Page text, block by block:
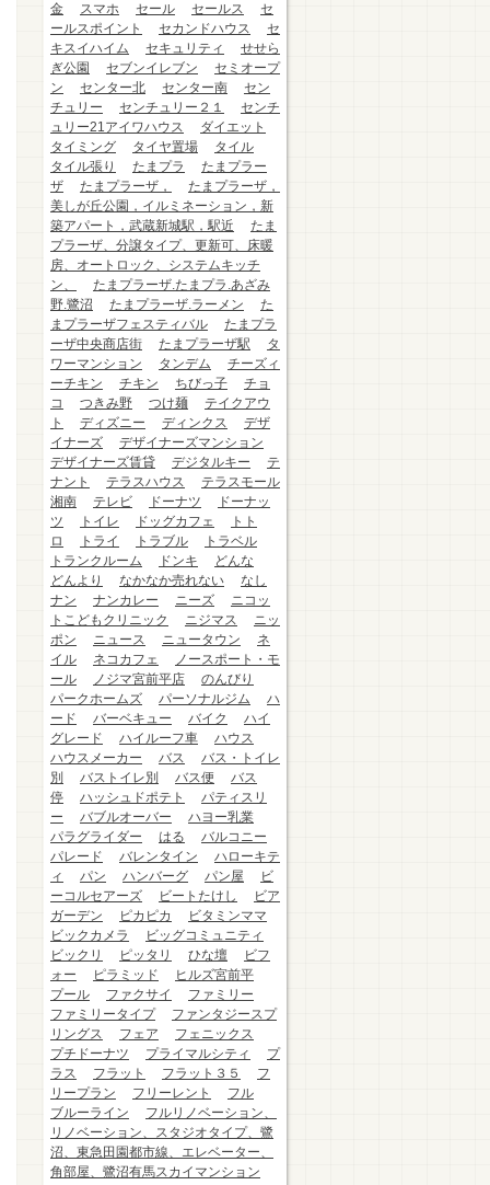
金
スマホ セール セールス
セ
ールスポイント
セカンドハウス
セ
キスイハイム
セキュリティ
せせら
ぎ公園
セブンイレブン
セミオープ
ン
センター北 センター南
セン
チュリー
センチュリー２１
センチ
ュリー21アイワハウス
ダイエット
タイミング
タイヤ置場
タイル
タイル張り
たまプラ
たまプラー
ザ
たまプラーザ，
たまプラーザ，
美しが丘公園，イルミネーション，新
築アパート，武蔵新城駅，駅近
たま
プラーザ、分譲タイプ、更新可、床暖
房、オートロック、システムキッチ
ン、
たまプラーザ.たまプラ.あざみ
野.鷺沼
たまプラーザ.ラーメン
た
まプラーザフェスティバル
たまプラ
ーザ中央商店街
たまプラーザ駅
タ
ワーマンション
タンデム
チーズィ
ーチキン
チキン ちびっ子
チョ
コ
つきみ野 つけ麺
テイクアウ
ト
ディズニー ディンクス
デザ
イナーズ
デザイナーズマンション
デザイナーズ賃貸
デジタルキー
テ
ナント
テラスハウス
テラスモール
湘南
テレビ ドーナツ
ドーナッ
ツ
トイレ ドッグカフェ
トト
ロ
トライ トラブル
トラベル
トランクルーム
ドンキ
どんな
どんより
なかなか売れない
なし
ナン
ナンカレー ニーズ
ニコッ
トこどもクリニック
ニジマス
ニッ
ポン
ニュース ニュータウン
ネ
イル
ネコカフェ
ノースポート・モ
ール
ノジマ宮前平店
のんびり
パークホームズ
パーソナルジム
ハ
ード
バーベキュー バイク
ハイ
グレード
ハイルーフ車
ハウス
ハウスメーカー
バス
バス・トイレ
別
バストイレ別 バス便
バス
停
ハッシュドポテト
パティスリ
ー
バブルオーバー
ハヨー乳業
パラグライダー
はる
バルコニー
パレード
バレンタイン
ハローキテ
ィ
パン ハンバーグ パン屋
ビ
ーコルセアーズ
ビートたけし
ビア
ガーデン
ピカピカ
ビタミンママ
ビックカメラ
ビッグコミュニティ
ビックリ
ピッタリ ひな壇
ビフ
ォー
ピラミッド
ヒルズ宮前平
プール
ファクサイ
ファミリー
ファミリータイプ
ファンタジースプ
リングス
フェア
フェニックス
プチドーナツ
プライマルシティ
プ
ラス
フラット フラット３５
フ
リープラン
フリーレント
フル
ブルーライン
フルリノベーション、
リノベーション、スタジオタイプ、鷺
沼、東急田園都市線、エレベーター、
角部屋、鷺沼有馬スカイマンション